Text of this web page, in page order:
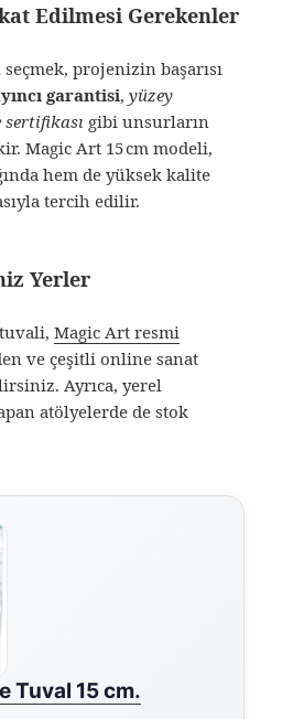
Edilmesi Gerekenler
projenizin başarısı
garantisi,yüzey
sertifikası gibi unsurların
Magic Art 15 cm modeli,
hem de yüksek kalite
tercih edilir.
Yerler
tuvali,Magic Art resmi
ve çeşitli online sanat
Ayrıca, yerel
atölyelerde de stok
Tuval 15 cm.